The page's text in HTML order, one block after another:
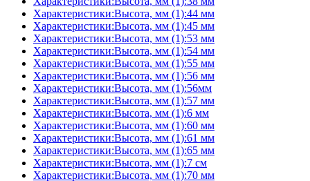
Характеристики:Высота, мм (1):44 мм
Характеристики:Высота, мм (1):45 мм
Характеристики:Высота, мм (1):53 мм
Характеристики:Высота, мм (1):54 мм
Характеристики:Высота, мм (1):55 мм
Характеристики:Высота, мм (1):56 мм
Характеристики:Высота, мм (1):56мм
Характеристики:Высота, мм (1):57 мм
Характеристики:Высота, мм (1):6 мм
Характеристики:Высота, мм (1):60 мм
Характеристики:Высота, мм (1):61 мм
Характеристики:Высота, мм (1):65 мм
Характеристики:Высота, мм (1):7 см
Характеристики:Высота, мм (1):70 мм